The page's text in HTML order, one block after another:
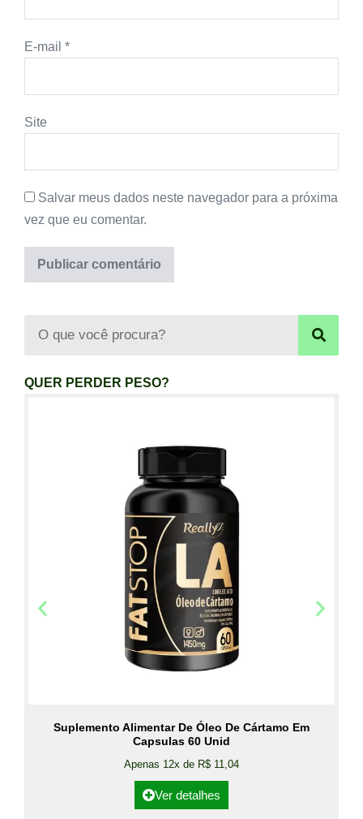
E-mail *
Site
Salvar meus dados neste navegador para a próxima
vez que eu comentar.
QUER PERDER PESO?
Suplemento Alimentar De Óleo De Cártamo Em
Capsulas 60 Unid
Apenas 12x de R$ 11,04
Ver detalhes